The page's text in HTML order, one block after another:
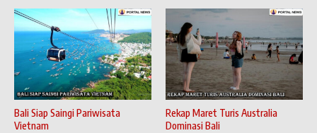
Bali Siap Saingi Pariwisata
Vietnam
Rekap Maret Turis Australia
Dominasi Bali